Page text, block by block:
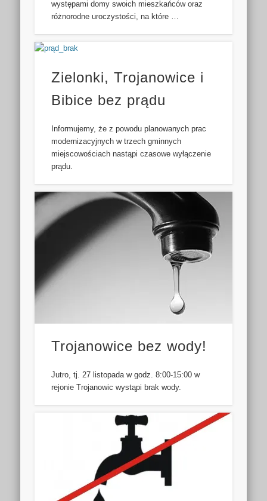
występami domy swoich mieszkańców oraz
różnorodne uroczystości, na które …
Zielonki, Trojanowice i
Bibice bez prądu
Informujemy, że z powodu planowanych prac
modernizacyjnych w trzech gminnych
miejscowościach nastąpi czasowe wyłączenie
prądu.
Trojanowice bez wody!
Jutro, tj. 27 listopada w godz. 8:00-15:00 w
rejonie Trojanowic wystąpi brak wody.